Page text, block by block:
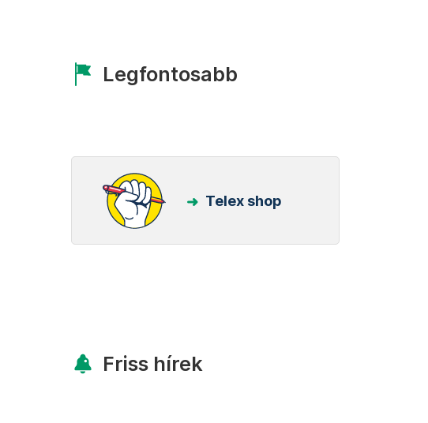
Legfontosabb
Telex shop
Friss hírek